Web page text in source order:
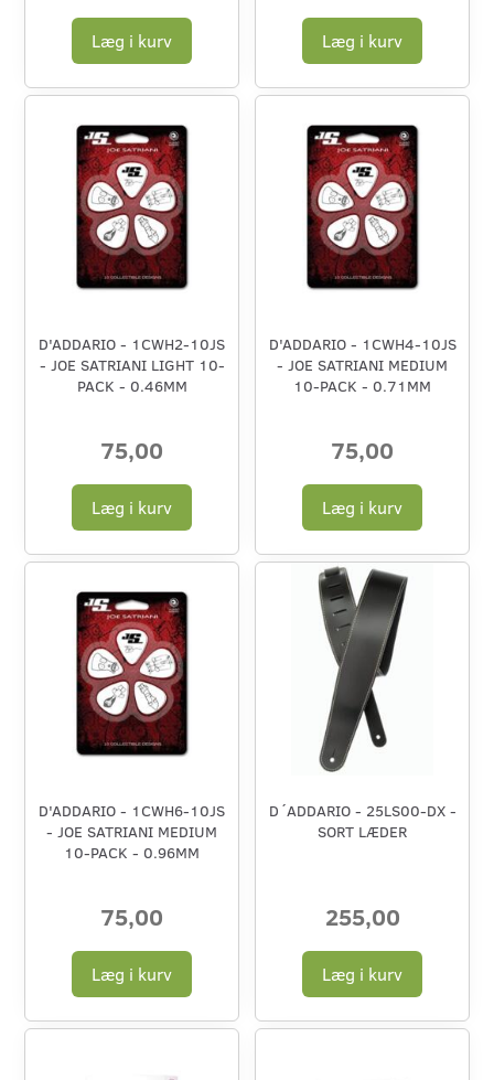
Læg i kurv Læg i kurv
D'ADDARIO - 1CWH2-10JS
- JOE SATRIANI LIGHT 10-
PACK - 0.46MM
75,00
Læg i kurv
D'ADDARIO - 1CWH4-10JS
- JOE SATRIANI MEDIUM
10-PACK - 0.71MM
75,00
Læg i kurv
D'ADDARIO - 1CWH6-10JS
- JOE SATRIANI MEDIUM
10-PACK - 0.96MM
75,00
Læg i kurv
D´ADDARIO - 25LS00-DX -
SORT LÆDER
255,00
Læg i kurv